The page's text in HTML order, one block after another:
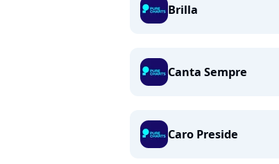
Brilla
Canta Sempre
Caro Preside